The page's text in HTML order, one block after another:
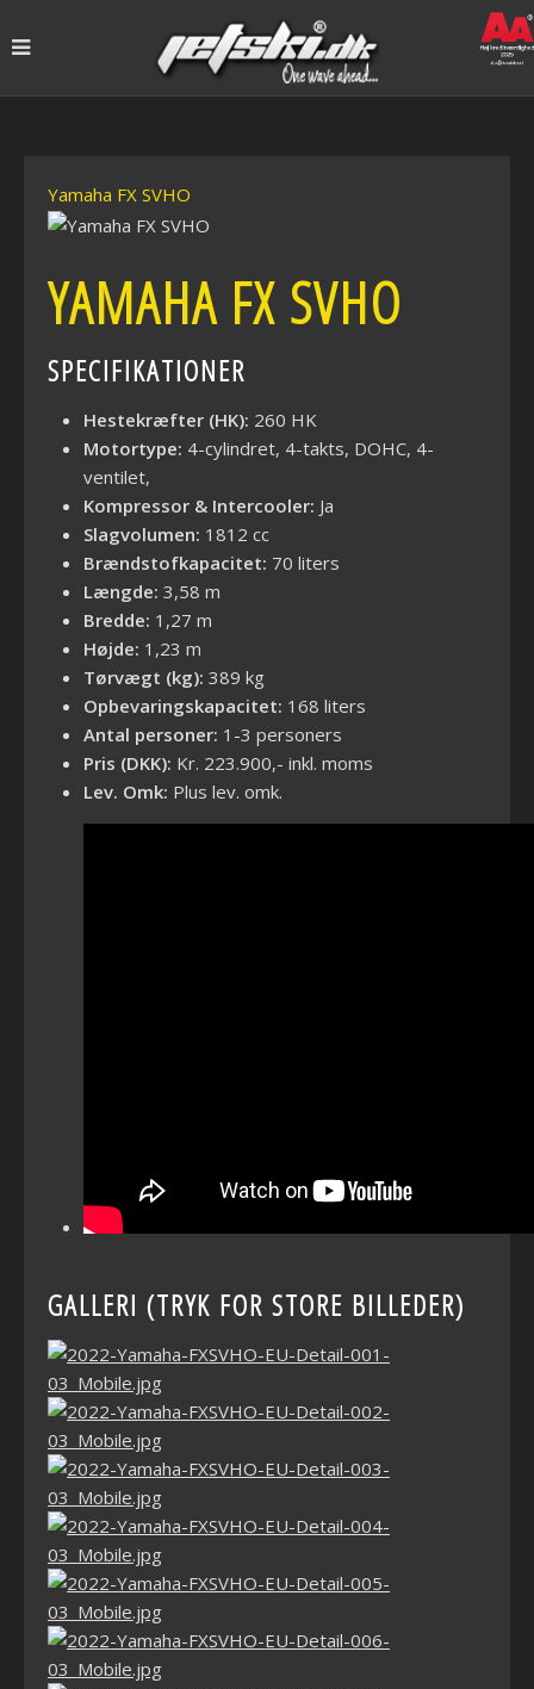
Yamaha FX SVHO
YAMAHA FX SVHO
SPECIFIKATIONER
Hestekræfter (HK): 260 HK
Motortype: 4-cylindret, 4-takts, DOHC, 4-
ventilet,
Kompressor & Intercooler: Ja
Slagvolumen: 1812 cc
Brændstofkapacitet: 70 liters
Længde: 3,58 m
Bredde: 1,27 m
Højde: 1,23 m
Tørvægt (kg): 389 kg
Opbevaringskapacitet: 168 liters
Antal personer: 1-3 personers
Pris (DKK): Kr. 223.900,- inkl. moms
Lev. Omk: Plus lev. omk.
GALLERI (TRYK FOR STORE BILLEDER)